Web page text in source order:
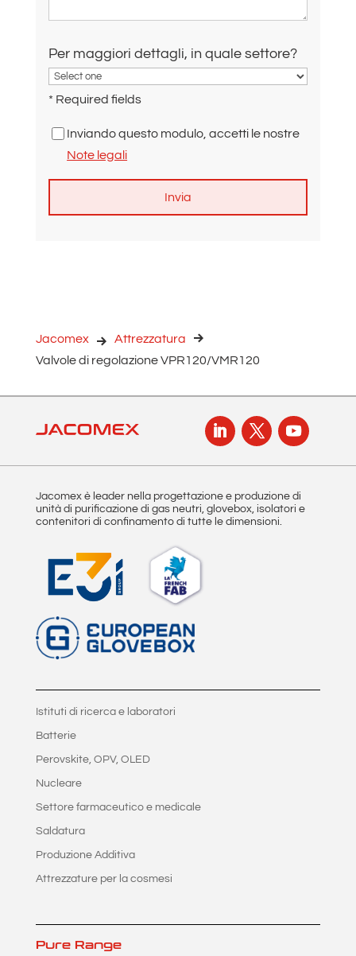
Per maggiori dettagli, in quale settore?
* Required fields
Inviando questo modulo, accetti le nostre
Note legali
n
a
i
:
Jacomex
Attrezzatura
Valvole di regolazione VPR120/VMR120
Jacomex è leader nella progettazione e produzione di
unità di purificazione di gas neutri, glovebox, isolatori e
contenitori di confinamento di tutte le dimensioni.
Istituti di ricerca e laboratori
Batterie
Perovskite, OPV, OLED
Nucleare
Settore farmaceutico e medicale
Saldatura
Produzione Additiva
Attrezzature per la cosmesi
Pure Range